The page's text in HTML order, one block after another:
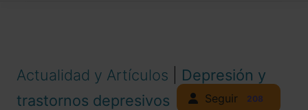
Actualidad y Artículos
Depresión y
trastornos depresivos
Seguir 208